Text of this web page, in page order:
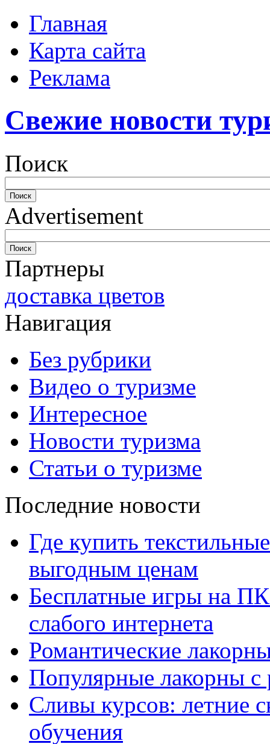
Главная
Карта сайта
Реклама
Свежие новости
Поиск
Advertisement
Партнеры
доставка цветов
Навигация
Без рубрики
Видео о туризме
Интересное
Новости туризма
Статьи о туризме
Последние новости
Где купить
выгодным ценам
Бесплатные игры на
слабого интернета
Романтические
Популярные лакорны с
Сливы курсов: летние
обучения